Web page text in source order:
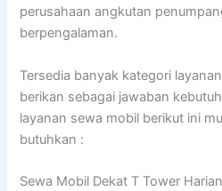
perusahaan angkutan
berpengalaman.
Tersedia banyak kategori
berikan sebagai jawaban
layanan sewa mobil berikut ini
butuhkan :
Sewa Mobil Dekat T Tower Harian